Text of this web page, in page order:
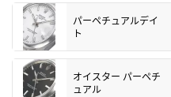
パーペチュアルデイ
ト
オイスター パーペチ
ュアル